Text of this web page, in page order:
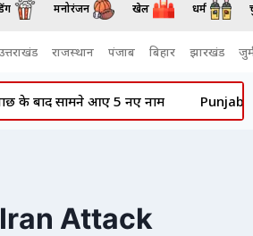
मनोरंजन खेल धर्म
राजस्थान पंजाब बिहार झारखंड
के बाद सामने आए 5 नए नाम Punjab
Attack